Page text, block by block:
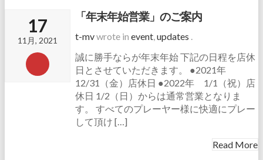
17
11月, 2021
「年末年始営業」のご案内
t-mvwrote in event,updates .
誠に勝手ならが年末年始 下記の日程を店休
日とさせていただきます。 ●2021年
12/31（金）店休日 ●2022年 1/1（祝）店
休日 1/2（日）からは通常営業となりま
す。 すべてのプレーヤー様に快適にプレー
して頂け […]
Read More